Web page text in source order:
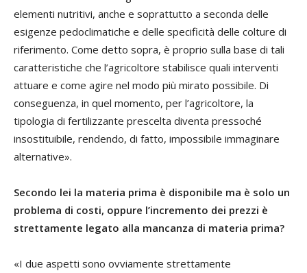
elementi nutritivi, anche e soprattutto a seconda delle
esigenze pedoclimatiche e delle specificità delle colture di
riferimento. Come detto sopra, è proprio sulla base di tali
caratteristiche che l’agricoltore stabilisce quali interventi
attuare e come agire nel modo più mirato possibile. Di
conseguenza, in quel momento, per l’agricoltore, la
tipologia di fertilizzante prescelta diventa pressoché
insostituibile, rendendo, di fatto, impossibile immaginare
alternative».
Secondo lei la materia prima è disponibile ma è solo un
problema di costi, oppure l’incremento dei prezzi è
strettamente legato alla mancanza di materia prima?
«I due aspetti sono ovviamente strettamente